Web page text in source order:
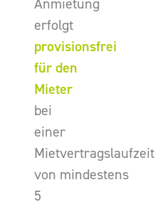
Anmietung
erfolgt
provisionsfrei
für den
Mieter
bei
einer
Mietvertragslaufzeit
von mindestens
5